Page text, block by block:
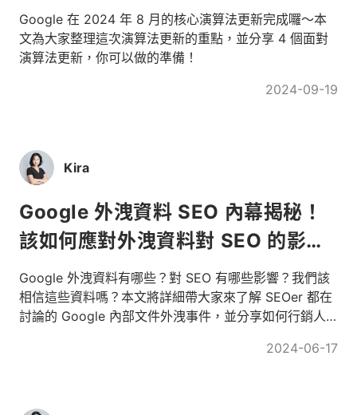
Google 在 2024 年 8 月的核心演算法更新完成囉～本
文為大家整理這次演算法更新的重點，並分享 4 個面對
演算法更新，你可以做的準備！
2024-09-19
Kira
Google 外洩資料 SEO 內幕揭秘！
該如何應對外洩資料對 SEO 的影
響？
Google 外洩資料有哪些？對 SEO 有哪些影響？我們該
相信這些資料嗎？本文將詳細帶大家來了解 SEOer 都在
討論的 Google 內部文件外洩事件，並分享如何行銷人
2024-06-17